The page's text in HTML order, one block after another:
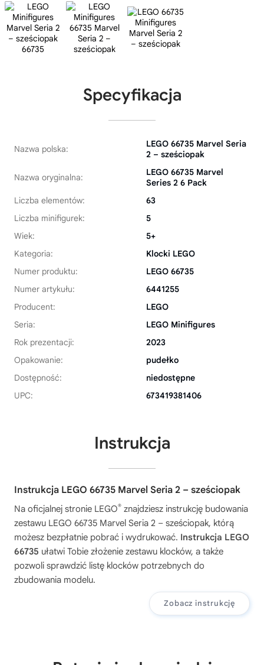
Specyfikacja
Nazwa polska:
LEGO 66735 Marvel Seria
2 – sześciopak
Nazwa oryginalna:
LEGO 66735 Marvel
Series 2 6 Pack
Liczba elementów:
63
Liczba minifigurek:
5
Wiek:
5+
Kategoria:
Klocki LEGO
Numer produktu:
LEGO 66735
Numer artykułu:
6441255
Producent:
LEGO
Seria:
LEGO Minifigures
Rok prezentacji:
2023
Opakowanie:
pudełko
Dostępność:
niedostępne
UPC:
673419381406
Instrukcja
Instrukcja LEGO 66735 Marvel Seria 2 – sześciopak
Na oficjalnej stronie LEGO® znajdziesz instrukcję budowania
zestawu LEGO 66735 Marvel Seria 2 – sześciopak, którą
możesz bezpłatnie pobrać i wydrukować. Instrukcja LEGO
66735 ułatwi Tobie złożenie zestawu klocków, a także
pozwoli sprawdzić listę klocków potrzebnych do
zbudowania modelu.
Zobacz instrukcję